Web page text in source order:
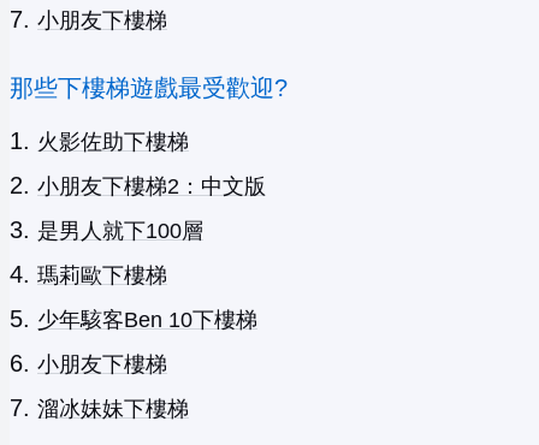
小朋友下樓梯
那些下樓梯遊戲最受歡迎?
火影佐助下樓梯
小朋友下樓梯2：中文版
是男人就下100層
瑪莉歐下樓梯
少年駭客Ben 10下樓梯
小朋友下樓梯
溜冰妹妹下樓梯